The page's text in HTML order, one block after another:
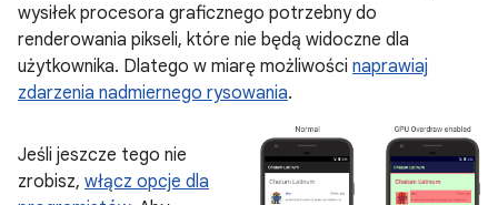
wysiłek procesora graficznego potrzebny do
renderowania pikseli, które nie będą widoczne dla
użytkownika. Dlatego w miarę możliwości naprawiaj
zdarzenia nadmiernego rysowania.
Jeśli jeszcze tego nie
zrobisz, włącz opcje dla